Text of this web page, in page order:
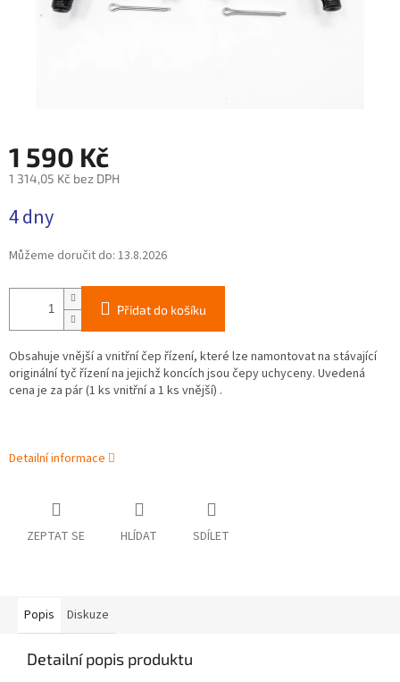
1 590 Kč
1 314,05 Kč bez DPH
cena:
4 dny
Můžeme doručit do: 13.8.2026
Přidat do košíku
Obsahuje vnější a vnitřní čep řízení, které lze namontovat na stávající
originální tyč řízení na jejichž koncích jsou čepy uchyceny. Uvedená
cena je za pár (1 ks vnitřní a 1 ks vnější) .
Detailní informace
ZEPTAT SE HLÍDAT SDÍLET
Popis Diskuze
Detailní popis produktu